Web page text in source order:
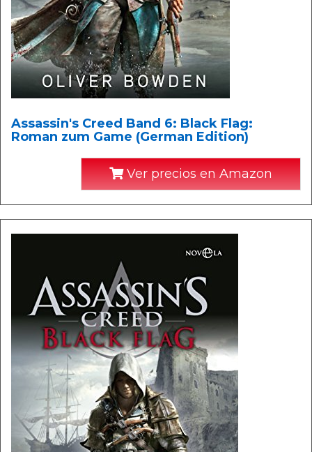
Assassin's Creed Band 6: Black Flag:
Roman zum Game (German Edition)
Ver precios en Amazon